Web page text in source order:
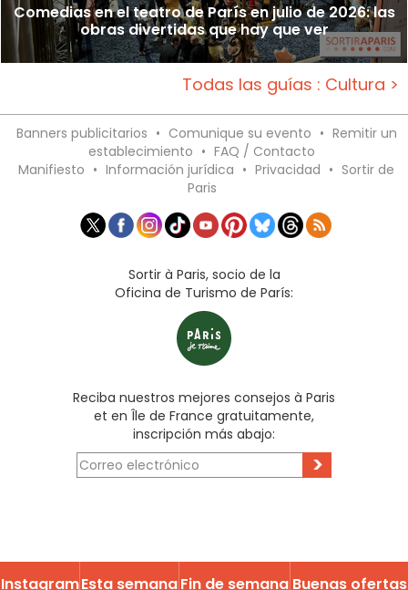
Comedias en el teatro de París en julio de 2026: las
obras divertidas que hay que ver
Todas las guías : Cultura >
Banners publicitarios • Comunique su evento • Remitir un
establecimiento • FAQ / Contacto
Manifiesto • Información jurídica • Privacidad • Sortir de
Paris
Sortir à Paris, socio de la
Oficina de Turismo de París:
Reciba nuestros mejores consejos à Paris
et en Île de France gratuitamente,
inscripción más abajo:
>
InstagramEsta semanaFin de semana Buenas ofertas